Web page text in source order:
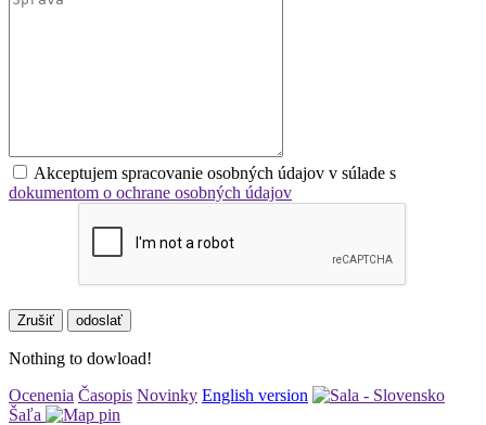
Akceptujem spracovanie osobných údajov v súlade s
dokumentom o ochrane osobných údajov
Zrušiť
Nothing to dowload!
Ocenenia Časopis Novinky English version
Šaľa